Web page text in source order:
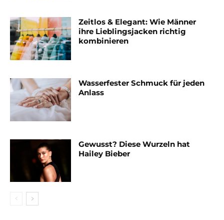
Zeitlos & Elegant: Wie Männer
ihre Lieblingsjacken richtig
kombinieren
Wasserfester Schmuck für jeden
Anlass
Gewusst? Diese Wurzeln hat
Hailey Bieber